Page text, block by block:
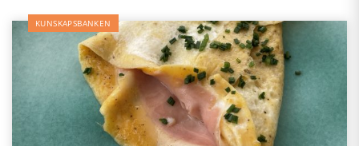
KUNSKAPSBANKEN